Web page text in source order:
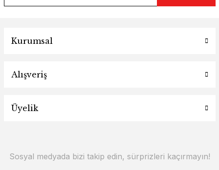
Kurumsal
Alışveriş
Üyelik
Sosyal medyada bizi takip edin, sürprizleri kaçırmayın!